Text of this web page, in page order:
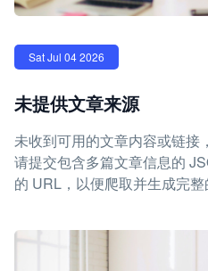
Sat Jul 04 2026
未提供文章来源
未收到可用的文章内容或链接
请提交包含多篇文章信息的
的 URL，以便爬取并生成完整